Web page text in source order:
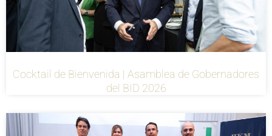
Cocktail de Bienvenida | Asamblea de Gobernadores
del BID 2026